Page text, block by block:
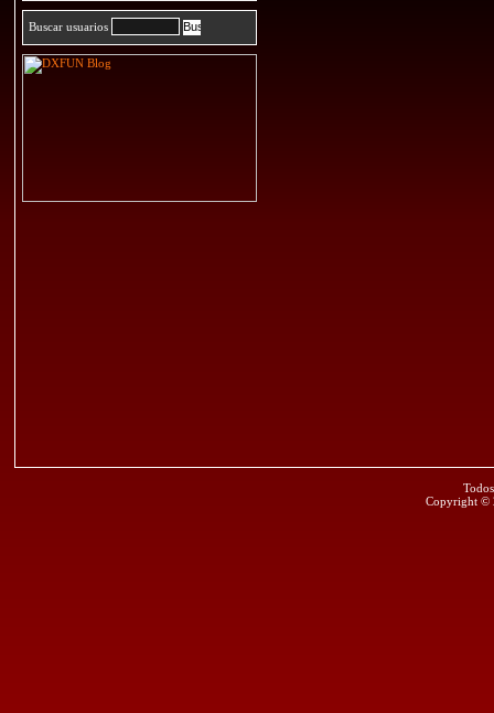
Buscar usuarios
Copyright ©